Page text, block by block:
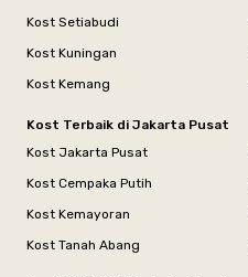
Kost Setiabudi
Kost Kuningan
Kost Kemang
Kost Terbaik di Jakarta Pusat
Kost Jakarta Pusat
Kost Cempaka Putih
Kost Kemayoran
Kost Tanah Abang